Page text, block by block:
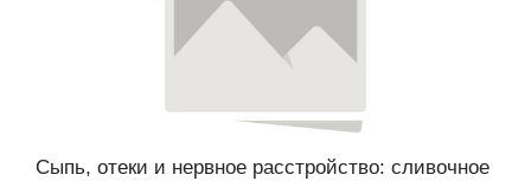
Сыпь, отеки и нервное расстройство: сливочное